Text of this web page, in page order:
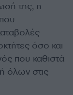
της, η
όσο και
που καθιστά
όλων στις